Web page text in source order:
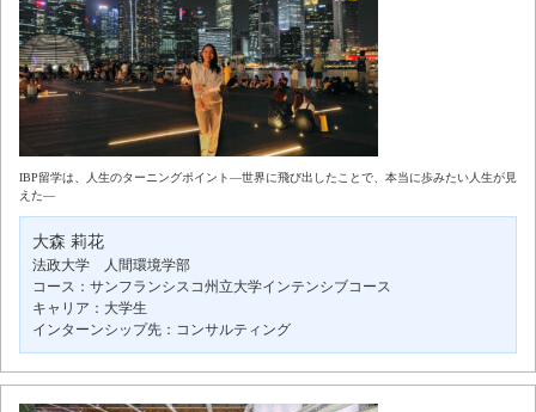
IBP留学は、人生のターニングポイント―世界に飛び出したことで、本当に歩みたい人生が見
えた―
大森 莉花
法政大学 人間環境学部
コース：サンフランシスコ州立大学インテンシブコース
キャリア：大学生
インターンシップ先：コンサルティング